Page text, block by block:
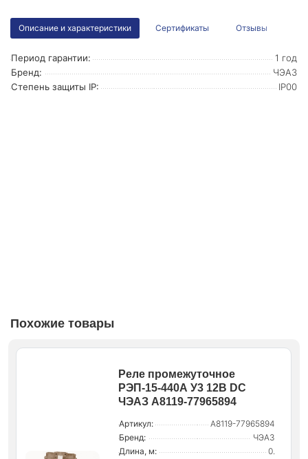
Описание и характеристики Сертификаты Отзывы
Период гарантии:
1 год
Бренд:
ЧЭАЗ
Степень защиты IP:
IP00
Похожие товары
Реле промежуточное
РЭП-15-440А У3 12В DC
ЧЭАЗ A8119-77965894
Артикул:
A8119-77965894
Бренд:
ЧЭАЗ
Длина, м:
0.